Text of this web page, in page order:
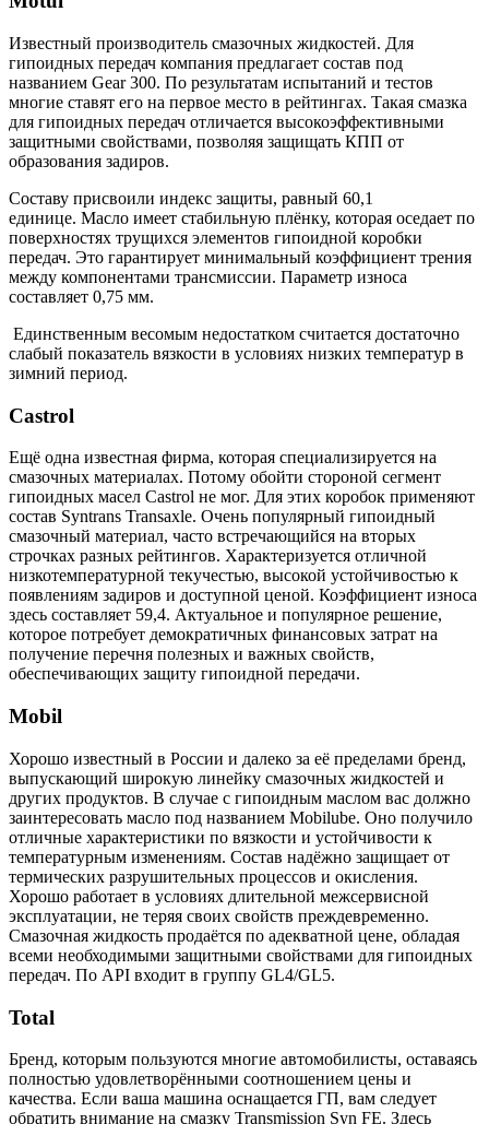
Известный производитель смазочных жидкостей. Для
гипоидных передач компания предлагает состав под
названием Gear 300. По результатам испытаний и тестов
многие ставят его на первое место в рейтингах. Такая смазка
для гипоидных передач отличается высокоэффективными
защитными свойствами, позволяя защищать КПП от
образования задиров.
Составу присвоили индекс защиты, равный 60,1
единице. Масло имеет стабильную плёнку, которая оседает по
поверхностях трущихся элементов гипоидной коробки
передач. Это гарантирует минимальный коэффициент трения
между компонентами трансмиссии. Параметр износа
составляет 0,75 мм.
Единственным весомым недостатком считается достаточно
слабый показатель вязкости в условиях низких температур в
зимний период.
Castrol
Ещё одна известная фирма, которая специализируется на
смазочных материалах. Потому обойти стороной сегмент
гипоидных масел Castrol не мог. Для этих коробок применяют
состав Syntrans Transaxle. Очень популярный гипоидный
смазочный материал, часто встречающийся на вторых
строчках разных рейтингов. Характеризуется отличной
низкотемпературной текучестью, высокой устойчивостью к
появлениям задиров и доступной ценой. Коэффициент износа
здесь составляет 59,4. Актуальное и популярное решение,
которое потребует демократичных финансовых затрат на
получение перечня полезных и важных свойств,
обеспечивающих защиту гипоидной передачи.
Mobil
Хорошо известный в России и далеко за её пределами бренд,
выпускающий широкую линейку смазочных жидкостей и
других продуктов. В случае с гипоидным маслом вас должно
заинтересовать масло под названием Mobilube. Оно получило
отличные характеристики по вязкости и устойчивости к
температурным изменениям. Состав надёжно защищает от
термических разрушительных процессов и окисления.
Хорошо работает в условиях длительной межсервисной
эксплуатации, не теряя своих свойств преждевременно.
Смазочная жидкость продаётся по адекватной цене, обладая
всеми необходимыми защитными свойствами для гипоидных
передач. По API входит в группу GL4/GL5.
Total
Бренд, которым пользуются многие автомобилисты, оставаясь
полностью удовлетворёнными соотношением цены и
качества. Если ваша машина оснащается ГП, вам следует
обратить внимание на смазку Transmission Syn FE. Здесь